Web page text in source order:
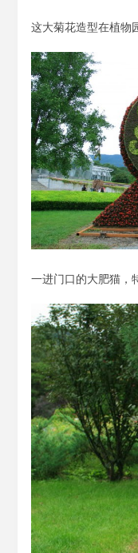
这大菊花造型在植物
一进门口的大肥猫，